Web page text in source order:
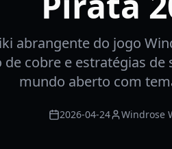
abrangente do jogo
de cobre e estratégias
mundo aberto com
2026-04-24 Windrose